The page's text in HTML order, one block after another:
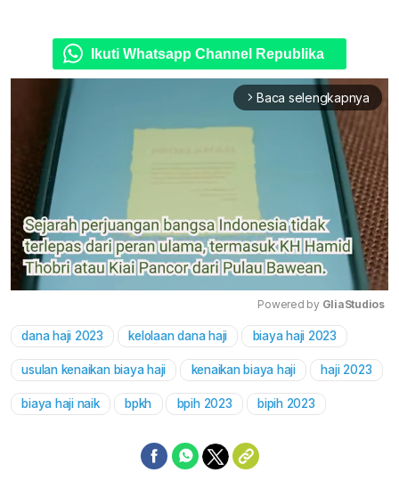
Ikuti Whatsapp Channel Republika
arrow_forward_ios Baca selengkapnya
Mute
Powered by GliaStudios
dana haji 2023 kelolaan dana haji biaya haji 2023
usulan kenaikan biaya haji kenaikan biaya haji haji 2023
biaya haji naik bpkh bpih 2023 bipih 2023